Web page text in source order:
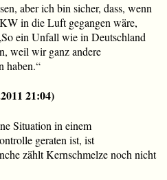
aber ich bin sicher, dass, wenn
in die Luft gegangen wäre,
ein Unfall wie in Deutschland
weil wir ganz andere
haben.“
21:04)
Situation in einem
geraten ist, ist
zählt Kernschmelze noch nicht